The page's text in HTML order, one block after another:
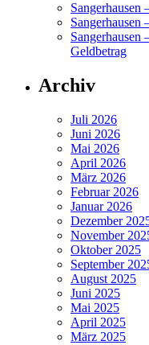
Sangerhausen
Sangerhausen
Sangerhausen
Geldbetrag
Archiv
Juli 2026
Juni 2026
Mai 2026
April 2026
März 2026
Februar 2026
Januar 2026
Dezember
November
Oktober 2025
September
August 2025
Juni 2025
Mai 2025
April 2025
März 2025